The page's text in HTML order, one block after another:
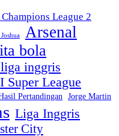
League 2
Arsenal
bola
inggris
Super League
Pertandingan Jorge Martin
Liga Inggris
City